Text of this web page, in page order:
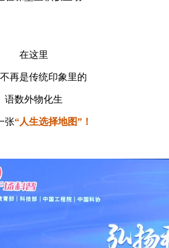
在这里
再是传统印象里的
语数外物化生
张“人生选择地图”！